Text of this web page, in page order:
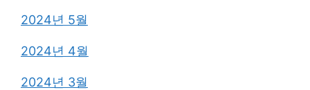
2024년 5월
2024년 4월
2024년 3월